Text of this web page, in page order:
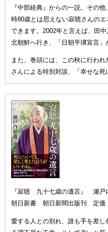
『中部経典』からの一説。その
時80歳とは思えない寂聴さんの
できます。2002年と言えば、田
北朝鮮へ行き、「日朝平壌宣言」
また、巻頭には、この秋に行わ
さんによる特別対談、「幸せな死
『寂聴 九十七歳の遺言』 瀬戸
朝日新書 朝日新聞出版刊 定価
愛する人との別れ、誰も手を差し